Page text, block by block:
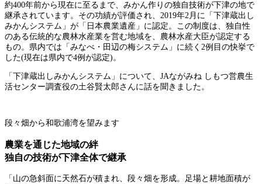
約400年前から現在に至るまで、みかん作りの独自技術が下津の地で
継承されています。その功績が評価され、2019年2月に「下津蔵出し
みかんシステム」が「日本農業遺産」に認定。この制度は、独自性
のある伝統的な農林水産業を営む地域を、農林水産大臣が認定する
もの。県内では「みなべ・田辺の梅システム」に続く2例目の快挙で
した(現在は県内で4例が認定)。
「下津蔵出しみかんシステム」について、JAながみね しもつ営農生
活センター調査役の土谷賢太郎さんに話を聞きました。
段々畑から和歌浦湾を望みます
農業を通じた地域の絆
独自の技術が下津全体で継承
「山の急斜面に天然石が積まれ、段々畑を形成。足場と耕地面積が